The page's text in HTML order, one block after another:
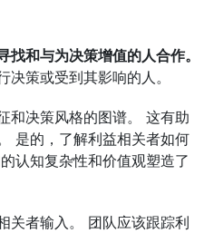
和与为决策增值的人合作。
策或受到其影响的人。
和决策风格的图谱。 这有助
是的，了解利益相关者如何
认知复杂性和价值观塑造了
关者输入。 团队应该跟踪利